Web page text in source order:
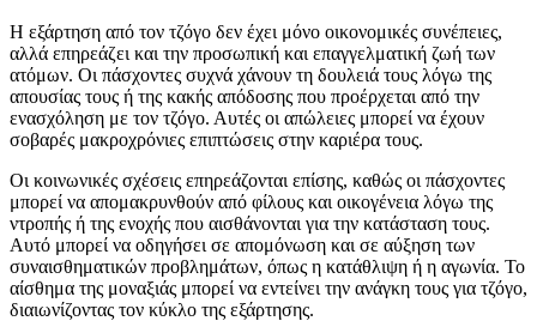
Η εξάρτηση από τον τζόγο δεν έχει μόνο οικονομικές συνέπειες,
αλλά επηρεάζει και την προσωπική και επαγγελματική ζωή των
ατόμων. Οι πάσχοντες συχνά χάνουν τη δουλειά τους λόγω της
απουσίας τους ή της κακής απόδοσης που προέρχεται από την
ενασχόληση με τον τζόγο. Αυτές οι απώλειες μπορεί να έχουν
σοβαρές μακροχρόνιες επιπτώσεις στην καριέρα τους.
Οι κοινωνικές σχέσεις επηρεάζονται επίσης, καθώς οι πάσχοντες
μπορεί να απομακρυνθούν από φίλους και οικογένεια λόγω της
ντροπής ή της ενοχής που αισθάνονται για την κατάσταση τους.
Αυτό μπορεί να οδηγήσει σε απομόνωση και σε αύξηση των
συναισθηματικών προβλημάτων, όπως η κατάθλιψη ή η αγωνία. Το
αίσθημα της μοναξιάς μπορεί να εντείνει την ανάγκη τους για τζόγο,
διαιωνίζοντας τον κύκλο της εξάρτησης.